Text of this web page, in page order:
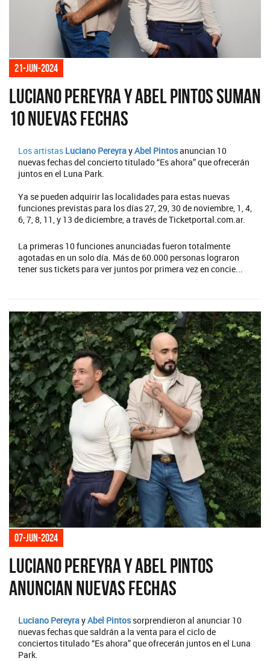
21-jun-2024
Luciano Pereyra y Abel Pintos suman
10 nuevas fechas
Los artistas Luciano PereyrayAbel Pintosanuncian 10
nuevas fechas del concierto titulado “Es ahora” que ofrecerán
juntos en el Luna Park.
Ya se pueden adquirir las localidades para estas nuevas
funciones previstas para los días 27, 29, 30 de noviembre, 1, 4,
6, 7, 8, 11, y 13 de diciembre, a través de Ticketportal.com.ar.
La primeras 10 funciones anunciadas fueron totalmente
agotadas en un solo día. Más de 60.000 personas lograron
tener sus tickets para ver juntos por primera vez en concie...
07-jun-2024
Luciano Pereyra y Abel Pintos
anuncian nuevas fechas
Luciano PereyrayAbel Pintossorprendieron al anunciar 10
nuevas fechas que saldrán a la venta para el ciclo de
conciertos titulado “Es ahora” que ofrecerán juntos en el Luna
Park.